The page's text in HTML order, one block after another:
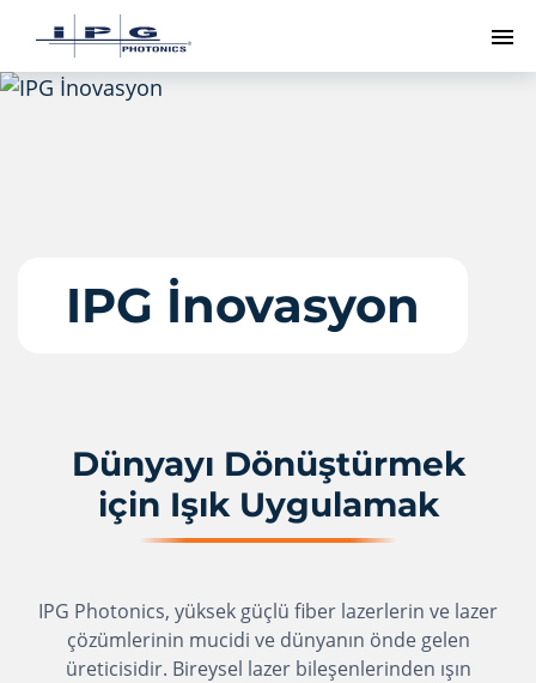
IPG İnovasyon
Dünyayı Dönüştürmek
için Işık Uygulamak
IPG Photonics, yüksek güçlü fiber lazerlerin ve lazer
çözümlerinin mucidi ve dünyanın önde gelen
üreticisidir. Bireysel lazer bileşenlerinden ışın